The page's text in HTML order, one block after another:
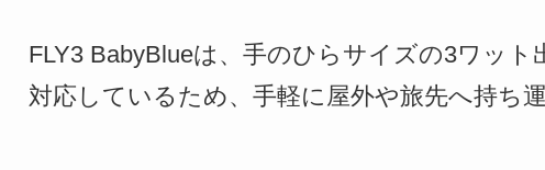
FLY3 BabyBlueは、手のひらサイズの3ワッ
対応しているため、手軽に屋外や旅先へ持ち